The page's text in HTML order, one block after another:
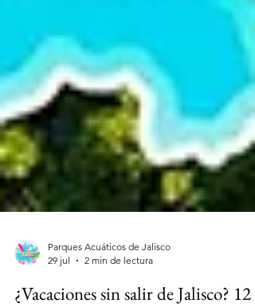
Parques Acuáticos de Jalisco
29 jul
2 min de lectura